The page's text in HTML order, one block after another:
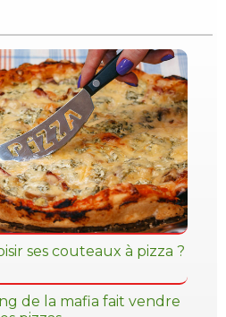
ses couteaux à pizza ?
de la mafia fait vendre